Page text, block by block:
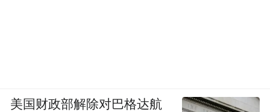
美国财政部解除对巴格达航